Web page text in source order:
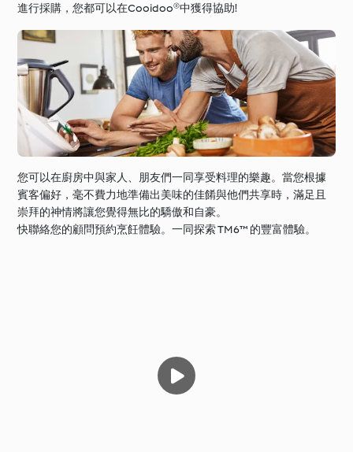
進行採購，您都可以在Cooidoo®中獲得協助!
您可以在廚房中與家人、朋友們一同享受料理的樂趣。當您根據
賓客偏好，毫不費力地準備出美味的佳餚與他們共享時，滿足且
崇拜的神情將讓您覺得無比的驕傲和自豪。
快聯絡您的顧問預約烹飪體驗。一同探索 TM6™ 的豐富體驗。